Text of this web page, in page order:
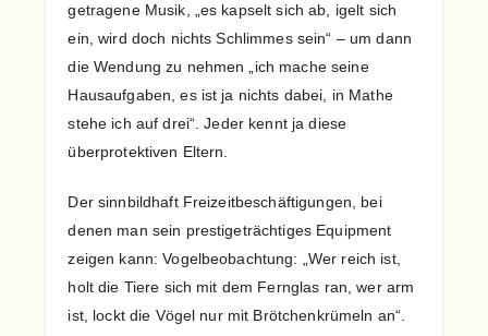
getragene Musik, „es kapselt sich ab, igelt sich
ein, wird doch nichts Schlimmes sein“ – um dann
die Wendung zu nehmen „ich mache seine
Hausaufgaben, es ist ja nichts dabei, in Mathe
stehe ich auf drei“. Jeder kennt ja diese
überprotektiven Eltern.
Der sinnbildhaft Freizeitbeschäftigungen, bei
denen man sein prestigeträchtiges Equipment
zeigen kann: Vogelbeobachtung: „Wer reich ist,
holt die Tiere sich mit dem Fernglas ran, wer arm
ist, lockt die Vögel nur mit Brötchenkrümeln an“.